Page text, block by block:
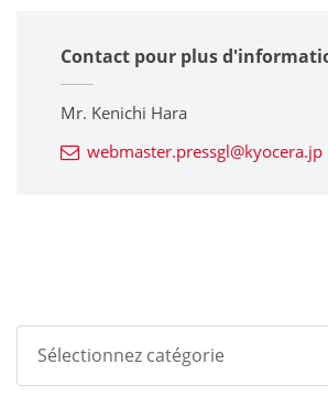
Contact pour plus
Mr. Kenichi Hara
webmaster.pressgl@kyocera.jp
Sélectionnez catégorie